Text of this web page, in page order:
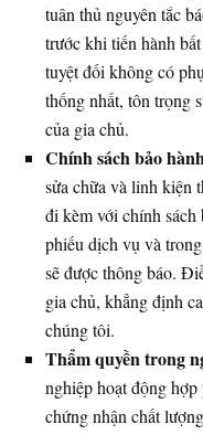
tuân thủ nguyên tắc
trước khi tiến hành
tuyệt đối không có
thống nhất, tôn trọng
của gia chủ.
Chính sách bảo
sửa chữa và linh kiện
đi kèm với chính sách
phiếu dịch vụ và
sẽ được thông báo.
gia chủ, khẳng định
chúng tôi.
Thẩm quyền trong
nghiệp hoạt động
chứng nhận chất